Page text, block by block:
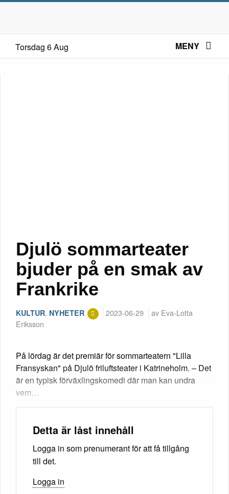
Torsdag 6 Aug MENY
Djulö sommarteater
bjuder på en smak av
Frankrike
KULTUR, NYHETER 2023-06-29
av Eva-Lotta
Eriksson
På lördag är det premiär för sommarteatern "Lilla
Fransyskan" på Djulö friluftsteater i Katrineholm. – Det
är en typisk förväxlingskomedi där man kan undra
vem…
Detta är låst innehåll
Logga in som prenumerant för att få tillgång
till det.
Logga in